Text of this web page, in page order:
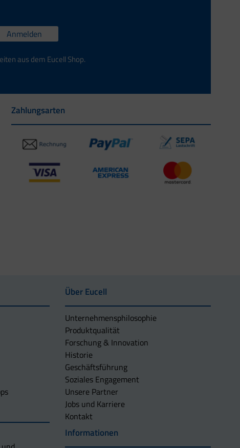
Anmelden
aus dem Eucell Shop.
Zahlungsarten
Über Eucell
Unternehmens­philosophie
Produktqualität
Forschung & Innovation
Historie
Geschäftsführung
Soziales Engagement
Unsere Partner
Jobs und Karriere
Kontakt
Informationen